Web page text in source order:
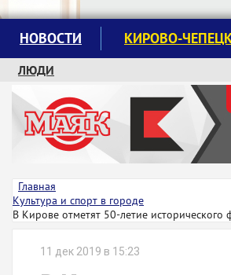
НОВОСТИ КИРОВО-
ЛЮДИ
КРУЖКИ И СЕКЦИИ
ЗАВОДУ "МАЯК" 85 ЛЕТ
ЭКОЛОГИЯ
Главная
Культура и спорт в городе
В Кирове отметят 50-летие исторического
11 дек 2019 в 15:23